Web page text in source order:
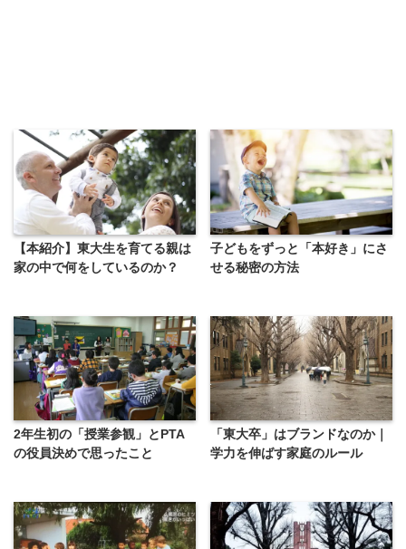
【本紹介】東大生を育てる親は
家の中で何をしているのか？
子どもをずっと「本好き」にさ
せる秘密の方法
2年生初の「授業参観」とPTA
の役員決めで思ったこと
「東大卒」はブランドなのか｜
学力を伸ばす家庭のルール